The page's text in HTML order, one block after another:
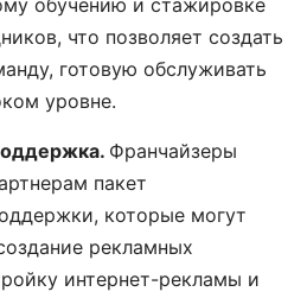
обучению и стажировке
что позволяет создать
готовую обслуживать
уровне.
Франчайзеры
пакет
которые могут
рекламных
интернет-рекламы и